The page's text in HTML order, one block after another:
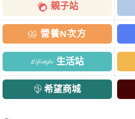
親子站
營養N次方
生活站
希望商城